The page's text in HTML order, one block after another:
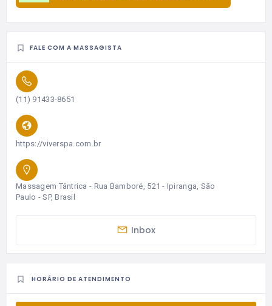
FALE COM A MASSAGISTA
(11) 91433-8651
https://viverspa.com.br
Massagem Tântrica - Rua Bamboré, 521 - Ipiranga, São
Paulo - SP, Brasil
Inbox
HORÁRIO DE ATENDIMENTO